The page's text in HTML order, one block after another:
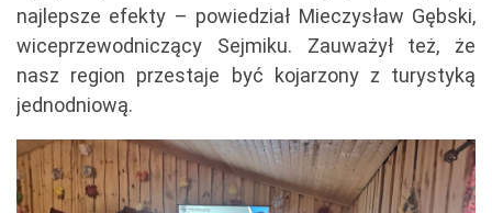
najlepsze efekty – powiedział Mieczysław Gębski,
wiceprzewodniczący Sejmiku. Zauważył też, że
nasz region przestaje być kojarzony z turystyką
jednodniową.